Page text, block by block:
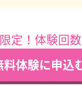
定！体験回
料体験に申込